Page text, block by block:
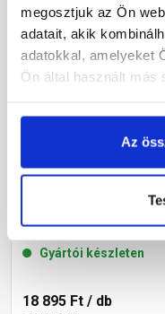
megosztjuk az Ön
adatait, akik
adatokkal, amelyeket
Ön által használt más
Az
homlokzatfesték 20-D
Gyártói készleten
18 895 Ft / db